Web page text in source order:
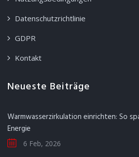
Datenschutzrichtlinie
GDPR
Kontakt
Neueste Beiträge
Warmwasserzirkulation einrichten: So
Energie
6 Feb, 2026